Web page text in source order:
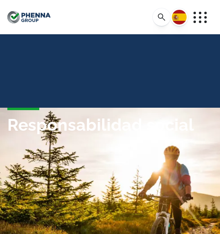
Español
Responsabilidad social